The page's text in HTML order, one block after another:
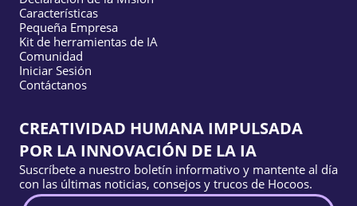
Características
Pequeña Empresa
Kit de herramientas de IA
Comunidad
Iniciar Sesión
Contáctanos
CREATIVIDAD HUMANA IMPULSADA
POR LA INNOVACIÓN DE LA IA
Suscríbete a nuestro boletín informativo y mantente al día
con las últimas noticias, consejos y trucos de Hocoos.